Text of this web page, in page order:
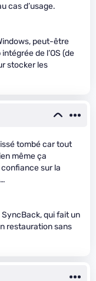
cas d’usage.
peut-être
de l’OS (de
stocker les
tombé car tout
même ça
sur la
qui fait un
restauration sans